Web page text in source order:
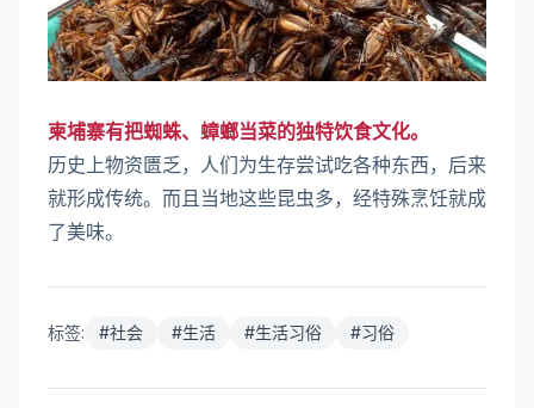
柬埔寨有把蜘蛛、蟑螂当菜的独特饮食文化。
历史上物资匮乏，人们为生存尝试吃各种东西，后来
就形成传统。而且当地这些昆虫多，经特殊烹饪就成
了美味。
标签: #社会 #生活 #生活习俗 #习俗